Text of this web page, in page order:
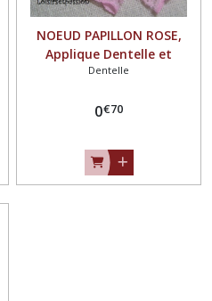
NOEUD PAPILLON ROSE,
Applique Dentelle et
organza plumetis ** 4,5 x 4
couture barrette - Vendu à
Dentelle
0€70